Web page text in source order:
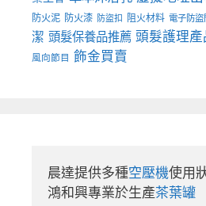
防火泥 防火漆 防盜扣 阻火材料 電子防盜
潔 頭髮保養品推薦 頭髮護理產
風向節目 飾金買賣
晨達提供多種空壓機使用
鴻和興專業於生產茶葉罐